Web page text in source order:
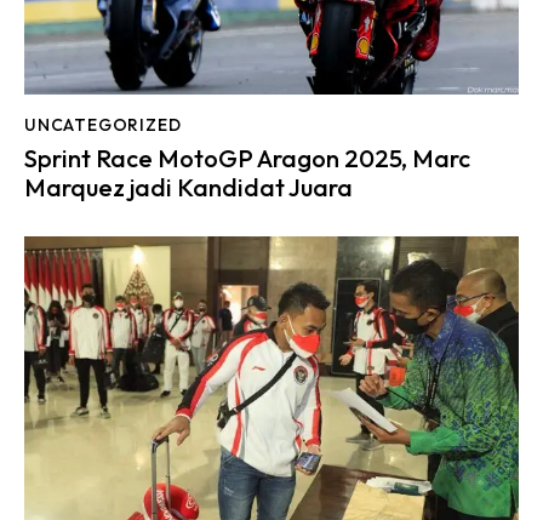
UNCATEGORIZED
Sprint Race MotoGP Aragon 2025, Marc
Marquez jadi Kandidat Juara